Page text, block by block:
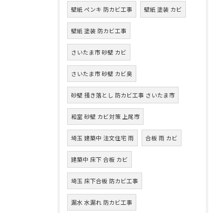
壁紙 ペンキ 防カビ工事 壁紙 塗装 カビ
壁紙 塗装 防カビ工事
さいたま市 砂壁 カビ
さいたま市 砂壁 カビ臭
砂壁 掻き落とし 防カビ工事 さいたま市
和室 砂壁 カビ対策 上尾市
埼玉 建築中 注文住宅 雨 合板 雨 カビ
建築中 床下 合板 カビ
埼玉 床下合板 防カビ工事
漏水 水漏れ 防カビ工事